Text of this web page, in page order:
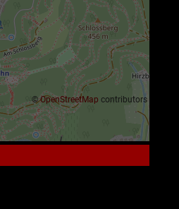
©OpenStreetMap contributors